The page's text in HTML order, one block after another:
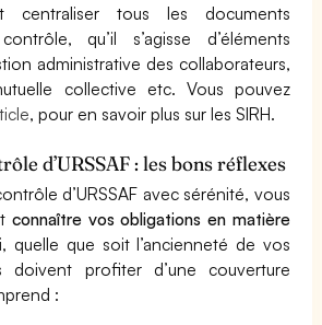
centraliser tous les documents
qu’il s’agisse d’éléments
administrative des collaborateurs,
collective etc. Vous pouvez
, pour en savoir plus sur les SIRH.
d’URSSAF : les bons réflexes
d’URSSAF avec sérénité, vous
connaître vos obligations en matière
quelle que soit l’ancienneté de vos
doivent profiter d’une couverture
: